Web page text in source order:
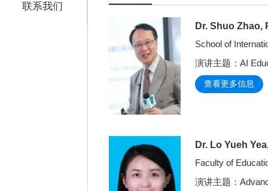
联系我们
Dr. Shuo Zhao,
School of
演讲主题：AI
查看更多信息
Dr. Lo Yueh
Faculty of
演讲主题：